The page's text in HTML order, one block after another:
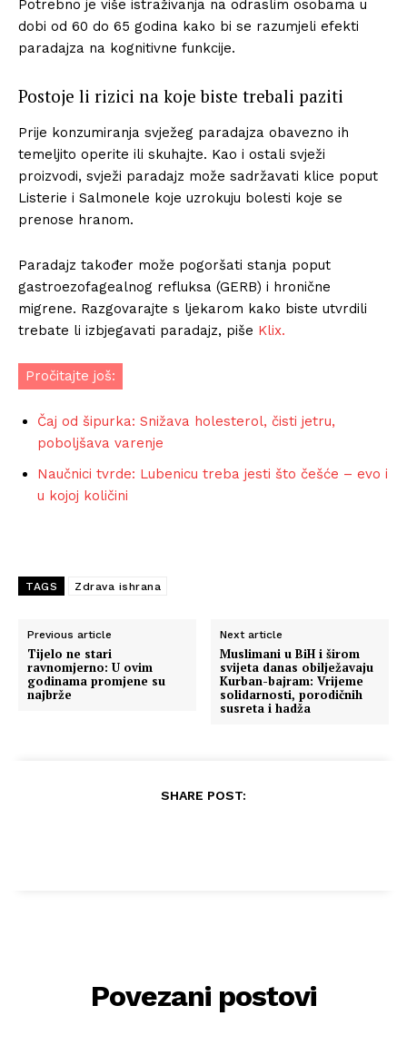
Potrebno je više istraživanja na odraslim osobama u
dobi od 60 do 65 godina kako bi se razumjeli efekti
paradajza na kognitivne funkcije.
Postoje li rizici na koje biste trebali paziti
Prije konzumiranja svježeg paradajza obavezno ih
temeljito operite ili skuhajte. Kao i ostali svježi
proizvodi, svježi paradajz može sadržavati klice poput
Listerie i Salmonele koje uzrokuju bolesti koje se
prenose hranom.
Paradajz također može pogoršati stanja poput
gastroezofagealnog refluksa (GERB) i hronične
migrene. Razgovarajte s ljekarom kako biste utvrdili
trebate li izbjegavati paradajz, piše Klix.
Pročitajte još:
Čaj od šipurka: Snižava holesterol, čisti jetru,
poboljšava varenje
Naučnici tvrde: Lubenicu treba jesti što češće – evo i
u kojoj količini
TAGS Zdrava ishrana
Previous article
Tijelo ne stari
ravnomjerno: U ovim
godinama promjene su
najbrže
Next article
Muslimani u BiH i širom
svijeta danas obilježavaju
Kurban-bajram: Vrijeme
solidarnosti, porodičnih
susreta i hadža
SHARE POST:
Povezani postovi